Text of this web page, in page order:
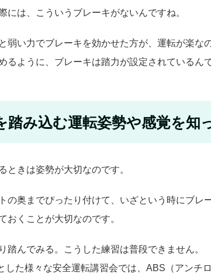
には、こういうブレーキがないんですね。
弱い力でブレーキを効かせた方が、運転が楽
るように、ブレーキは踏力が設定されているん
踏み込む運転姿勢や感覚を知
ときは姿勢が大切なのです。
の奥までぴったり付けて、いざという時にブレ
おくことが大切なのです。
踏んでみる。こうした練習は普段できません。
した様々な安全運転講習会では、ABS（アンチ